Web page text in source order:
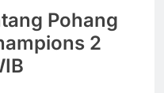
Pohang
2